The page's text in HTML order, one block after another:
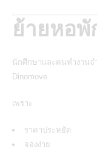
ย้ายหอพั
นักศึกษาและคนทำงานจ
Dinomove
เพราะ
ราคาประหยัด
จองง่าย